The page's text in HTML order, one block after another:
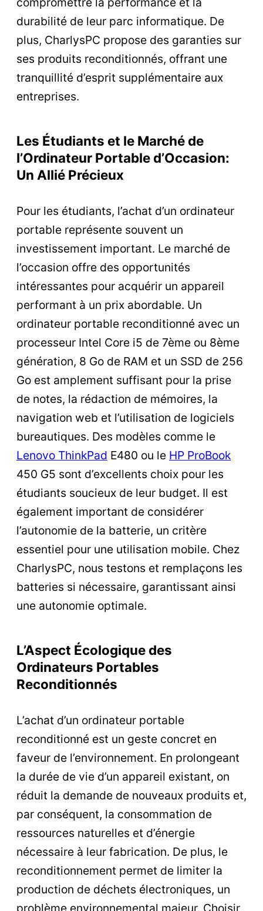
durabilité de leur parc informatique. De
plus, CharlysPC propose des garanties sur
ses produits reconditionnés, offrant une
tranquillité d’esprit supplémentaire aux
entreprises.
Les Étudiants et le Marché de
l’Ordinateur Portable d’Occasion:
Un Allié Précieux
Pour les étudiants, l’achat d’un ordinateur
portable représente souvent un
investissement important. Le marché de
l’occasion offre des opportunités
intéressantes pour acquérir un appareil
performant à un prix abordable. Un
ordinateur portable reconditionné avec un
processeur Intel Core i5 de 7ème ou 8ème
génération, 8 Go de RAM et un SSD de 256
Go est amplement suffisant pour la prise
de notes, la rédaction de mémoires, la
navigation web et l’utilisation de logiciels
bureautiques. Des modèles comme le
Lenovo ThinkPad E480 ou le HP ProBook
450 G5 sont d’excellents choix pour les
étudiants soucieux de leur budget. Il est
également important de considérer
l’autonomie de la batterie, un critère
essentiel pour une utilisation mobile. Chez
CharlysPC, nous testons et remplaçons les
batteries si nécessaire, garantissant ainsi
une autonomie optimale.
L’Aspect Écologique des
Ordinateurs Portables
Reconditionnés
L’achat d’un ordinateur portable
reconditionné est un geste concret en
faveur de l’environnement. En prolongeant
la durée de vie d’un appareil existant, on
réduit la demande de nouveaux produits et,
par conséquent, la consommation de
ressources naturelles et d’énergie
nécessaire à leur fabrication. De plus, le
reconditionnement permet de limiter la
production de déchets électroniques, un
problème environnemental majeur. Choisir